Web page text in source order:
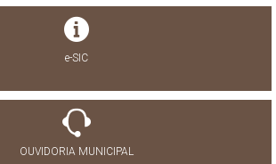
e-SIC
OUVIDORIA MUNICIPAL